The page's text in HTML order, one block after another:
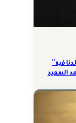
فيه”
السعيد